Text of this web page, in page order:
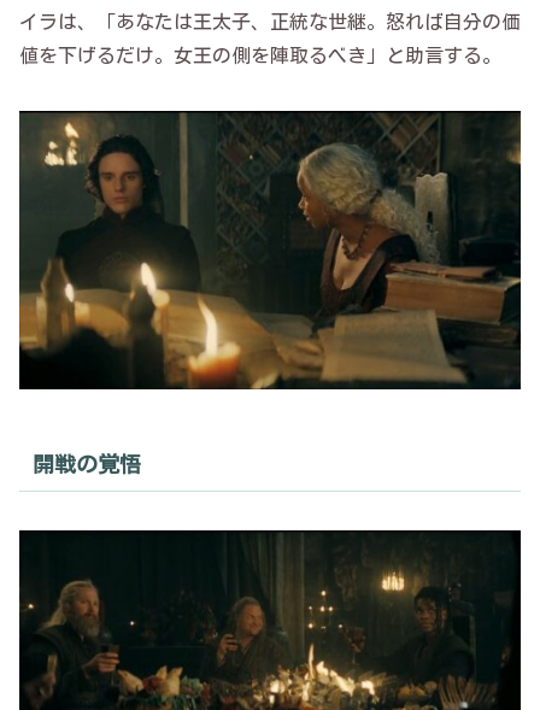
イラは、「あなたは王太子、正統な世継。怒れば自分の価
値を下げるだけ。女王の側を陣取るべき」と助言する。
開戦の覚悟